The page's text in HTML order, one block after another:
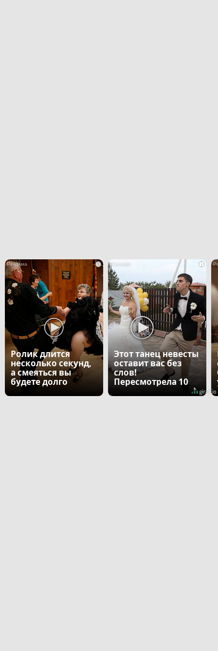
i
Ролик длится
несколько секунд,
а смеяться вы
будете долго
i
Этот танец невесты
оставит вас без
слов!
Пересмотрела 10